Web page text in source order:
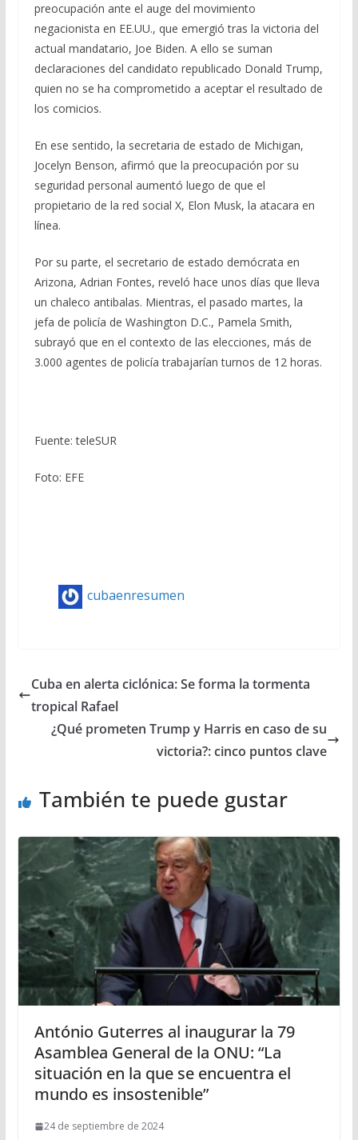
preocupación ante el auge del movimiento
negacionista en EE.UU., que emergió tras la victoria del
actual mandatario, Joe Biden. A ello se suman
declaraciones del candidato republicado Donald Trump,
quien no se ha comprometido a aceptar el resultado de
los comicios.
En ese sentido, la secretaria de estado de Michigan,
Jocelyn Benson, afirmó que la preocupación por su
seguridad personal aumentó luego de que el
propietario de la red social X, Elon Musk, la atacara en
línea.
Por su parte, el secretario de estado demócrata en
Arizona, Adrian Fontes, reveló hace unos días que lleva
un chaleco antibalas. Mientras, el pasado martes, la
jefa de policía de Washington D.C., Pamela Smith,
subrayó que en el contexto de las elecciones, más de
3.000 agentes de policía trabajarían turnos de 12 horas.
Fuente: teleSUR
Foto: EFE
cubaenresumen
Cuba en alerta ciclónica: Se forma la tormenta
tropical Rafael
¿Qué prometen Trump y Harris en caso de su
victoria?: cinco puntos clave
También te puede gustar
António Guterres al inaugurar la 79
Asamblea General de la ONU: “La
situación en la que se encuentra el
mundo es insostenible”
24 de septiembre de 2024